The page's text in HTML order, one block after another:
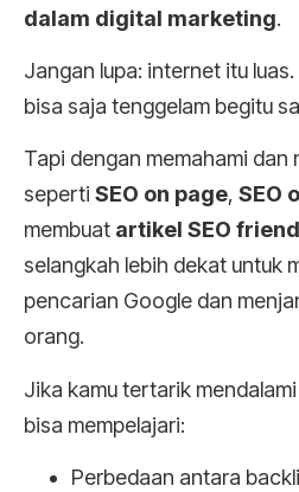
dalam digital marketing.
Jangan lupa: internet itu
bisa saja tenggelam begitu
Tapi dengan memahami
seperti SEO on page, SEO
membuat artikel SEO
selangkah lebih dekat untuk
pencarian Google dan
orang.
Jika kamu tertarik
bisa mempelajari:
Perbedaan antara